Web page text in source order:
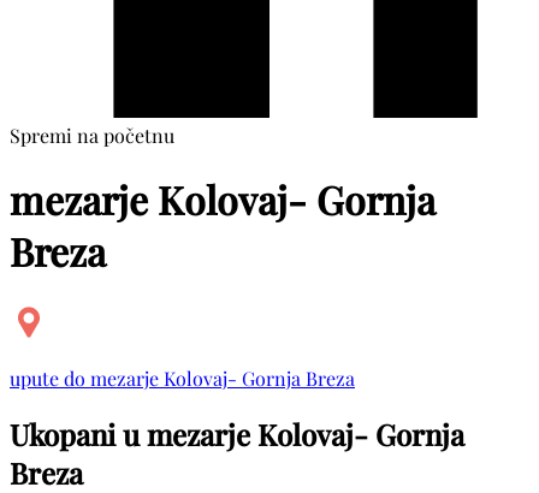
Spremi na početnu
mezarje Kolovaj- Gornja
Breza
upute do mezarje Kolovaj- Gornja Breza
Ukopani u mezarje Kolovaj- Gornja
Breza